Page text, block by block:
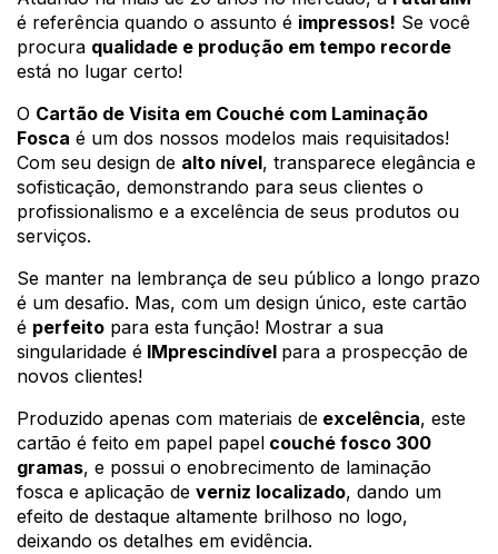
é referência quando o assunto é impressos! Se você
procura qualidade e produção em tempo recorde
está no lugar certo!
O Cartão de Visita em Couché com Laminação
Fosca é um dos nossos modelos mais requisitados!
Com seu design de alto nível, transparece elegância e
sofisticação, demonstrando para seus clientes o
profissionalismo e a excelência de seus produtos ou
serviços.
Se manter na lembrança de seu público a longo prazo
é um desafio. Mas, com um design único, este cartão
é perfeito para esta função! Mostrar a sua
singularidade é IMprescindível para a prospecção de
novos clientes!
Produzido apenas com materiais de excelência, este
cartão é feito em papel papel couché fosco 300
gramas, e possui o enobrecimento de laminação
fosca e aplicação de verniz localizado, dando um
efeito de destaque altamente brilhoso no logo,
deixando os detalhes em evidência.